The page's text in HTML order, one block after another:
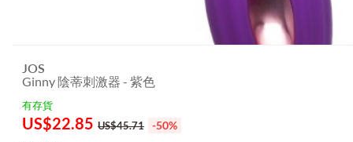
JOS
Ginny 陰蒂刺激器 - 紫色
有存貨
US$22.85 US$45.71 -50%